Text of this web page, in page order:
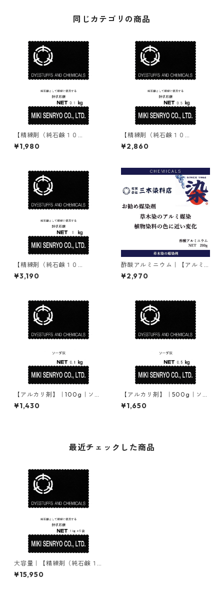
同じカテゴリの商品
【精練剤（純石鹸１０
０％）】｜100g｜針状石鹸
（マルセル石鹸）
¥1,980
【精練剤（純石鹸１０
０％）】｜500g｜針状石鹸
（マルセル石鹸）
¥2,860
【精練剤（純石鹸１０
０％）】｜1kg｜針状石鹸（マ
ルセル石鹸）
¥3,190
酢酸アルミニウム｜【アルミ
媒染剤】｜200g
¥2,970
【アルカリ剤】｜100g｜ソー
ダ灰（炭酸ナトリウム）
¥1,430
【アルカリ剤】｜500g｜ソー
ダ灰（炭酸ナトリウム）
¥1,650
最近チェックした商品
大容量｜【精練剤（純石鹸１
００％）】｜5kg｜針状石鹸
（マルセル石鹸）
¥15,950